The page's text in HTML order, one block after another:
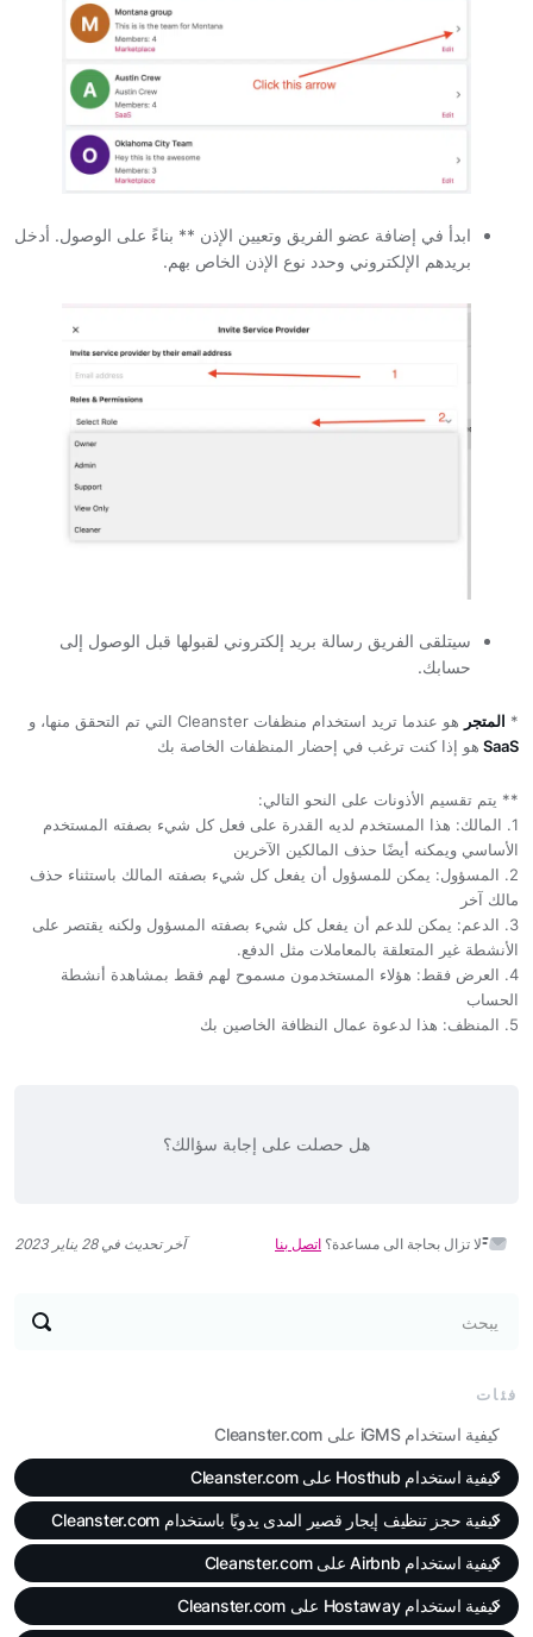
يبحث
فئات
كيفية استخدام iGMS على Cleanster.com
كيفية استخدام Hosthub على Cleanster.com
كيفية حجز تنظيف إيجار قصير المدى يدويًا باستخدام Cleanster.com
كيفية استخدام Airbnb على Cleanster.com
كيفية استخدام Hostaway على Cleanster.com
ابدأ في إضافة عضو الفريق وتعيين الإذن ** بناءً على الوصول. أدخل
بريدهم الإلكتروني وحدد نوع الإذن الخاص بهم.
سيتلقى الفريق رسالة بريد إلكتروني لقبولها قبل الوصول إلى
حسابك.
* المتجر هو عندما تريد استخدام منظفات Cleanster التي تم التحقق منها، و
SaaS هو إذا كنت ترغب في إحضار المنظفات الخاصة بك
** يتم تقسيم الأذونات على النحو التالي:
1. المالك: هذا المستخدم لديه القدرة على فعل كل شيء بصفته المستخدم
الأساسي ويمكنه أيضًا حذف المالكين الآخرين
2. المسؤول: يمكن للمسؤول أن يفعل كل شيء بصفته المالك باستثناء حذف
مالك آخر
3. الدعم: يمكن للدعم أن يفعل كل شيء بصفته المسؤول ولكنه يقتصر على
الأنشطة غير المتعلقة بالمعاملات مثل الدفع.
4. العرض فقط: هؤلاء المستخدمون مسموح لهم فقط بمشاهدة أنشطة
الحساب
5. المنظف: هذا لدعوة عمال النظافة الخاصين بك
هل حصلت على إجابة سؤالك؟
لا تزال بحاجة الى مساعدة؟ اتصل بنا آخر تحديث في 28 يناير 2023